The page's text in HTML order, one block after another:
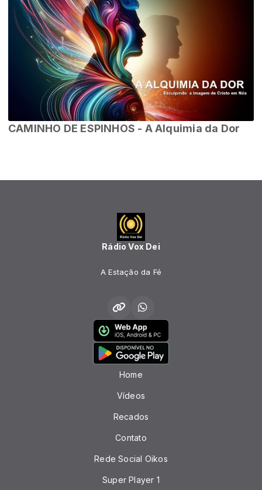
CAMINHO DE ESPINHOS - A Alquimia da Dor
Rádio Vox Dei
A Estação da Fé
Home
Vídeos
Recados
Contato
Rede Social Oikos
Super Player 1